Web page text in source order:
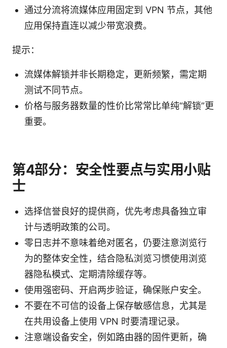
通过分流将流媒体应用固定到 VPN 节点，其他
应用保持直连以减少带宽浪费。
提示：
流媒体解锁并非长期稳定，更新频繁，需定期
测试不同节点。
价格与服务器数量的性价比常常比单纯“解锁”更
重要。
第4部分：安全性要点与实用小贴
士
选择信誉良好的提供商，优先考虑具备独立审
计与透明政策的公司。
零日志并不意味着绝对匿名，仍要注意浏览行
为的整体安全性，结合隐私浏览习惯使用浏览
器隐私模式、定期清除缓存等。
使用强密码、开启两步验证，确保账户安全。
不要在不可信的设备上保存敏感信息，尤其是
在共用设备上使用 VPN 时要清理记录。
注意端设备安全，例如路由器的固件更新，确